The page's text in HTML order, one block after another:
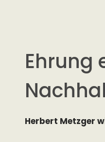
Ehrung
Herbert Metzger